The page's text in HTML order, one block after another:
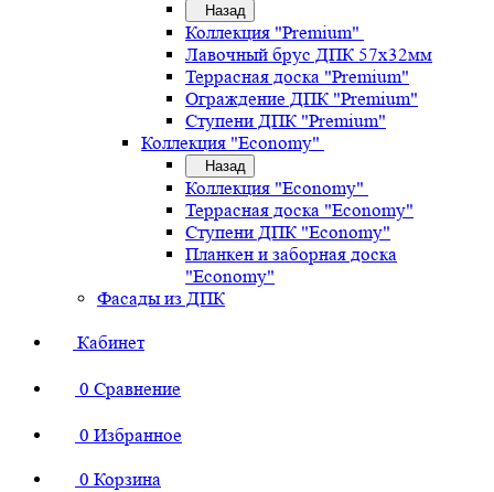
Назад
Коллекция "Premium"
Лавочный брус ДПК 57х32мм
Террасная доска "Premium"
Ограждение ДПК "Premium"
Ступени ДПК "Premium"
Коллекция "Economy"
Назад
Коллекция "Economy"
Террасная доска "Economy"
Ступени ДПК "Economy"
Планкен и заборная доска
"Economy"
Фасады из ДПК
Кабинет
0 Сравнение
0 Избранное
0 Корзина